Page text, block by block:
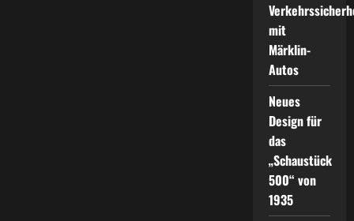
mit
Märklin-
Autos
Neues
Design für
das
„Schaustück
500“ von
1935